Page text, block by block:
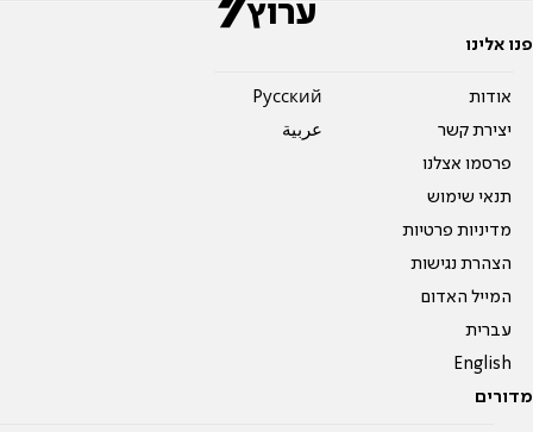
פנו אלינו
אודות
יצירת קשר
פרסמו אצלנו
תנאי שימוש
מדיניות פרטיות
הצהרת נגישות
המייל האדום
עברית
English
Pусский
عربية
מדורים